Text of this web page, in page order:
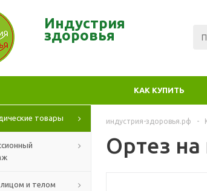
Индустрия
здоровья
КАК КУПИТЬ
товары
и телом
индустрия-здоровья.рф -
Ортез на